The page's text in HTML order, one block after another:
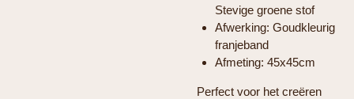
Stevige groene stof
Afwerking: Goudkleurig
franjeband
Afmeting: 45x45cm
Perfect voor het creëren